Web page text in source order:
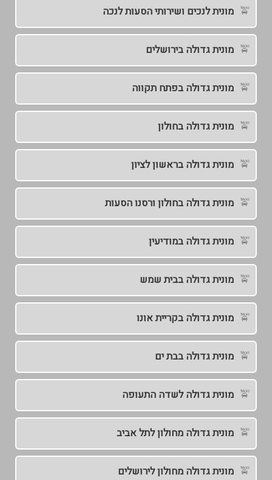
מונית לנכים ושירותי הסעות לנכה
מונית גדולה בירושלים
מונית גדולה בפתח תקווה
מונית גדולה בחולון
מונית גדולה בראשון לציון
מונית גדולה בחולון ורסנו הסעות
מונית גדולה במודיעין
מונית גדולה בבית שמש
מונית גדולה בקריית אונו
מונית גדולה בבת ים
מונית גדולה לשדה התעופה
מונית גדולה מחולון לתל אביב
מונית גדולה מחולון לירושלים